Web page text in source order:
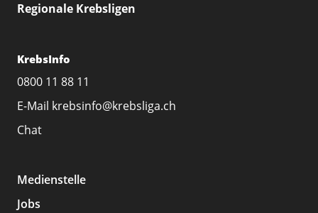
Regionale Krebsligen
KrebsInfo
0800 11 88 11
E-Mail krebsinfo@krebsliga.ch
Chat
Medienstelle
Jobs